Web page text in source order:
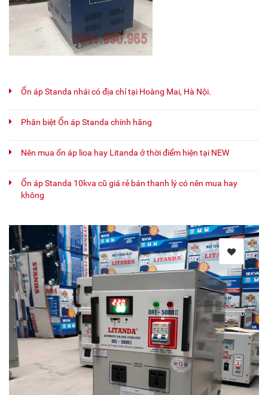
Ổn áp Standa nhái có địa chỉ tại Hoàng Mai, Hà Nội.
Phân biệt Ổn áp Standa chính hãng
Nên mua ổn áp lioa hay Litanda ở thời điểm hiện tại NEW
Ổn áp Standa 10kva cũ giá rẻ bán thanh lý có nên mua hay
không